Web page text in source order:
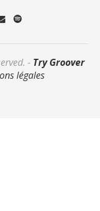
- Try Groover
légales